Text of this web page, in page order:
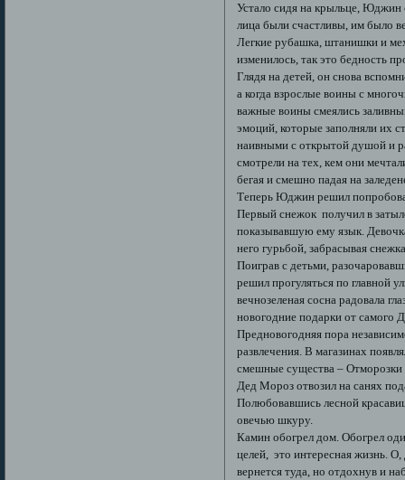
Устало сидя на крыльце,
лица были счастливы, им было
Легкие рубашка, штанишки и
изменилось, так это бедность
Глядя на детей, он снова
а когда взрослые воины с
важные воины смеялись
эмоций, которые заполняли их
наивными с открытой душой и
смотрели на тех, кем они
бегая и смешно падая на
Теперь Юджин решил
Первый снежок получил в
показывавшую ему язык.
него гурьбой, забрасывая
Поиграв с детьми,
решил прогуляться по главной
вечнозеленая сосна радовала
новогодние подарки от самого
Предновогодняя пора
развлечения. В магазинах
смешные существа – Отморозки
Дед Мороз отвозил на санях
Полюбовавшись лесной
овечью шкуру.
Камин обогрел дом. Обогрел
целей, это интересная жизнь.
вернется туда, но отдохнув и